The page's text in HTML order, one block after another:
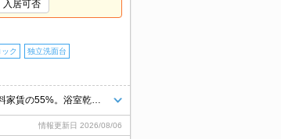
入居可否
ク 独立洗面台
情報更新日 2026/08/06